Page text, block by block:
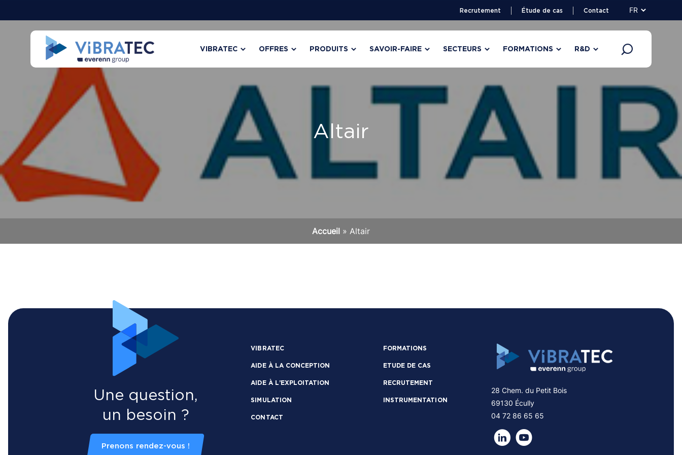
VIBRATEC OFFRES PRODUITS SAVOIR-FAIRE SECTEURS FORMATIONS R&D
Recrutement Étude de cas Contact FR
Altair
Accueil » Altair
Une question,
un besoin ?
Prenons rendez-vous !
VIBRATEC FORMATIONS
AIDE À LA CONCEPTION ETUDE DE CAS
AIDE À L’EXPLOITATION RECRUTEMENT
SIMULATION INSTRUMENTATION
CONTACT
28 Chem. du Petit Bois
69130 Écully
04 72 86 65 65